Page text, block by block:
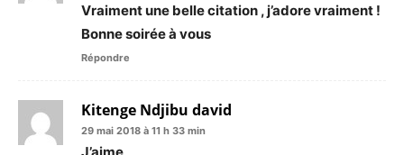
Vraiment une belle citation , j’adore vraiment !
Bonne soirée à vous
Répondre
Kitenge Ndjibu david
29 mai 2018 à 11 h 33 min